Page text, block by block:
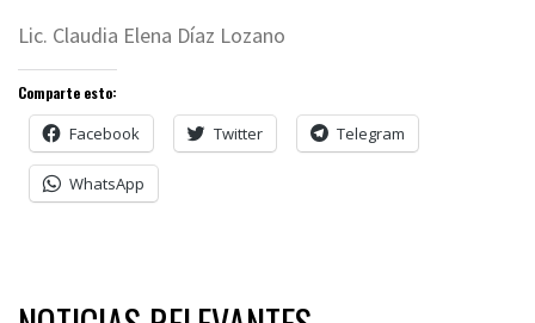
Lic. Claudia Elena Díaz Lozano
Comparte esto:
Facebook Twitter Telegram
WhatsApp